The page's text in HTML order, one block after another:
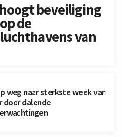
beveiliging
de
van
weg naar sterkste week van
door dalende